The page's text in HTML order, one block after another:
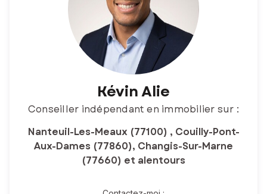
Kévin Alie
Conseiller indépendant en immobilier sur :
Nanteuil-Les-Meaux (77100) , Couilly-Pont-
Aux-Dames (77860), Changis-Sur-Marne
(77660) et alentours